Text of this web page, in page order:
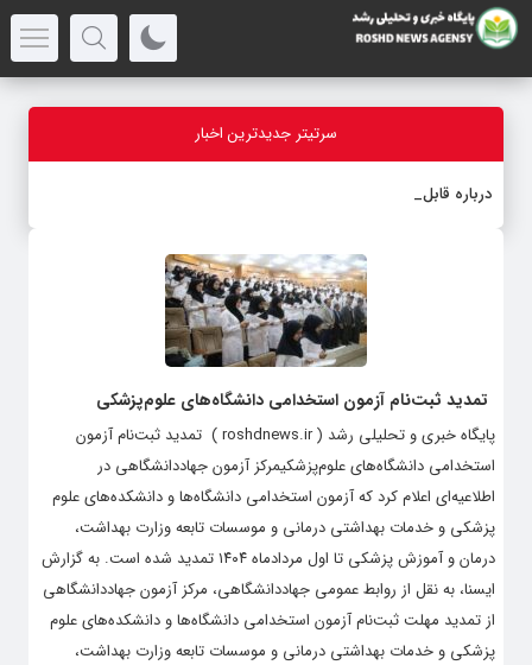
سرتیتر جدیدترین اخبار
درباره قابلیت قلم
تمدید ثبت‌نام آزمون استخدامی دانشگاه‌های علوم‌پزشکی
پایگاه خبری و تحلیلی رشد ( roshdnews.ir ) تمدید ثبت‌نام آزمون
استخدامی دانشگاه‌های علوم‌پزشکیمرکز آزمون جهاددانشگاهی در
اطلاعیه‌ای اعلام کرد که آزمون استخدامی دانشگاه‌ها و دانشکده‌های علوم
پزشکی و خدمات بهداشتی درمانی و موسسات تابعه وزارت بهداشت،
درمان و آموزش پزشکی تا اول مردادماه ۱۴۰۴ تمدید شده است. به گزارش
ایسنا، به نقل از روابط عمومی جهاددانشگاهی، مرکز آزمون جهاددانشگاهی
از تمدید مهلت ثبت‌نام آزمون استخدامی دانشگاه‌ها و دانشکده‌های علوم
پزشکی و خدمات بهداشتی درمانی و موسسات تابعه وزارت بهداشت،